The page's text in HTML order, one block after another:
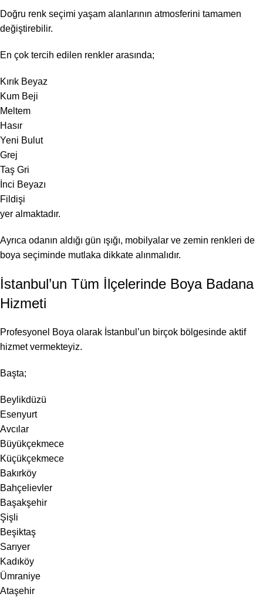
Doğru renk seçimi yaşam alanlarının atmosferini tamamen
değiştirebilir.
En çok tercih edilen renkler arasında;
Kırık Beyaz
Kum Beji
Meltem
Hasır
Yeni Bulut
Grej
Taş Gri
İnci Beyazı
Fildişi
yer almaktadır.
Ayrıca odanın aldığı gün ışığı, mobilyalar ve zemin renkleri de
boya seçiminde mutlaka dikkate alınmalıdır.
İstanbul’un Tüm İlçelerinde Boya Badana
Hizmeti
Profesyonel Boya olarak İstanbul’un birçok bölgesinde aktif
hizmet vermekteyiz.
Başta;
Beylikdüzü
Esenyurt
Avcılar
Büyükçekmece
Küçükçekmece
Bakırköy
Bahçelievler
Başakşehir
Şişli
Beşiktaş
Sarıyer
Kadıköy
Ümraniye
Ataşehir